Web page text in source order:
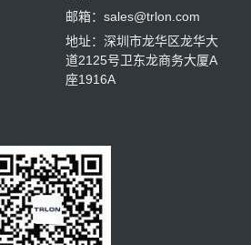
邮箱：sales@trlon.com
地址：深圳市龙华区龙华大
道2125号卫东龙商务大厦A
座1916A